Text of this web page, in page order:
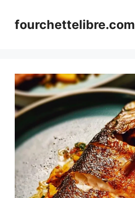
contentfourchettelibre.com